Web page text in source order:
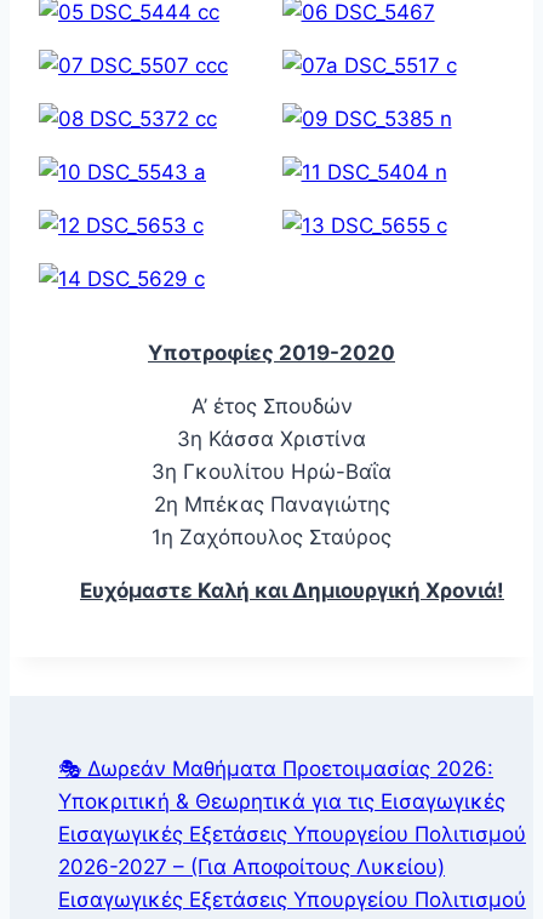
Υποτροφίες 2019-2020
Α’ έτος Σπουδών
3η Κάσσα Χριστίνα
3η Γκουλίτου Ηρώ-Βαΐα
2η Μπέκας Παναγιώτης
1η Ζαχόπουλος Σταύρος
Ευχόμαστε Καλή και Δημιουργική Χρονιά!
🎭 Δωρεάν Μαθήματα Προετοιμασίας 2026:
Υποκριτική & Θεωρητικά για τις Εισαγωγικές
Εισαγωγικές Εξετάσεις Υπουργείου Πολιτισμού
2026-2027 – (Για Αποφοίτους Λυκείου)
Εισαγωγικές Εξετάσεις Υπουργείου Πολιτισμού